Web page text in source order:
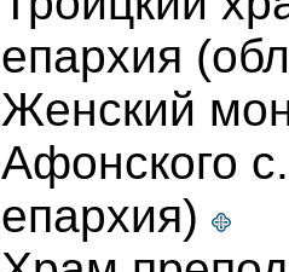
епархия
Женский
Афонского
епархия)